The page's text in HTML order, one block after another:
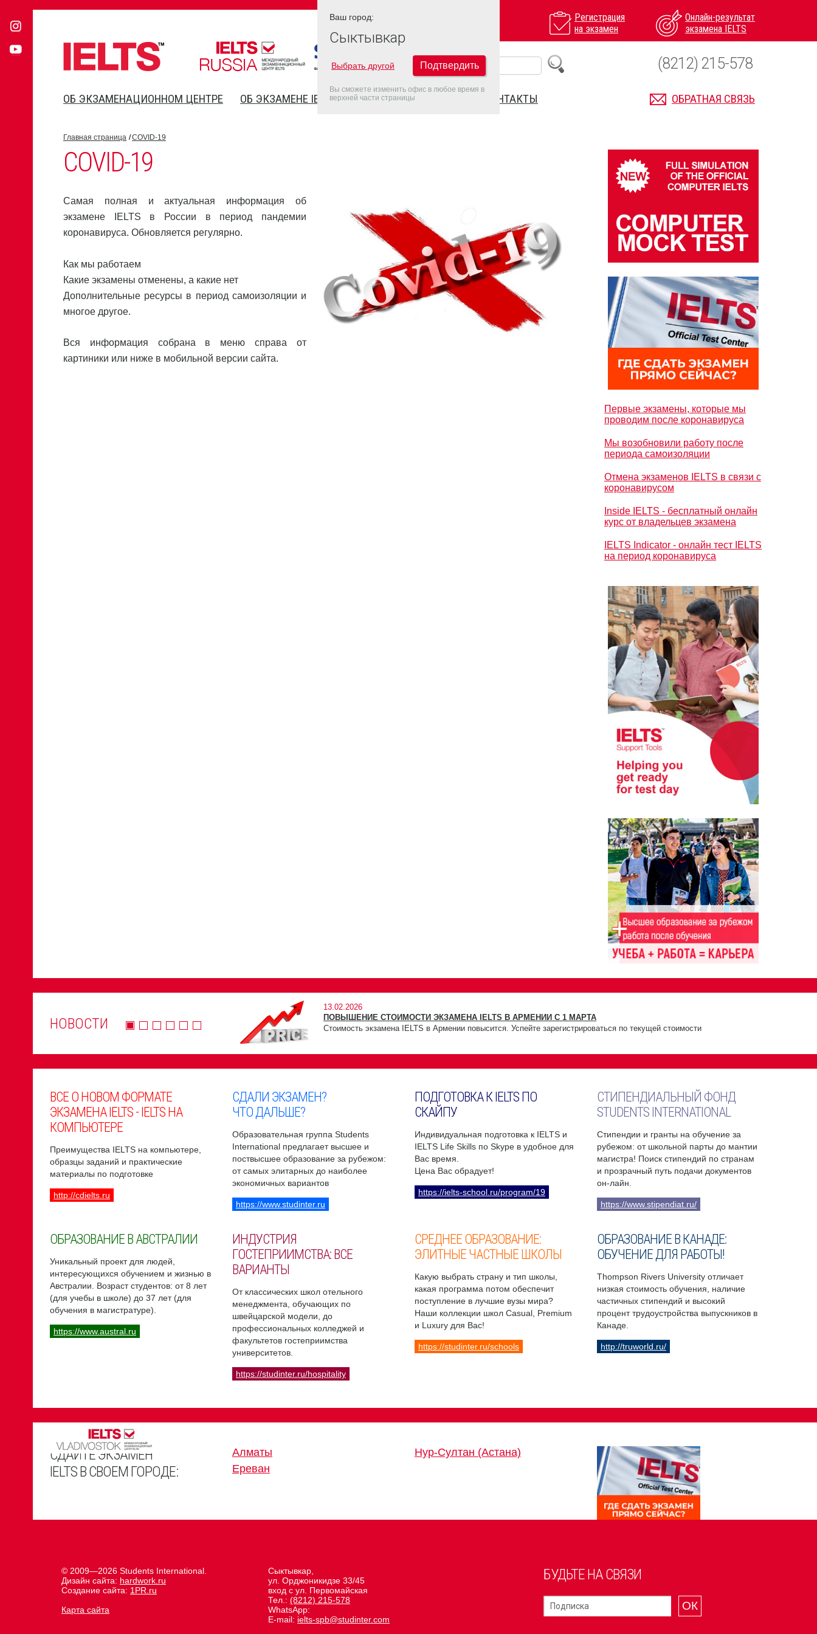
Регистрация
на экзамен
Онлайн-результат
экзамена IELTS
ОБ ЭКЗАМЕНАЦИОННОМ ЦЕНТРЕ ОБ ЭКЗАМЕНЕ IELTS FAQ ДАТЫ IELTS 2022 КОНТАКТЫ ОБРАТНАЯ СВЯЗЬ
(8212) 215-578
Главная страница COVID-19
COVID-19
Самая полная и актуальная информация об
экзамене IELTS в России в период пандемии
коронавируса. Обновляется регулярно.
Как мы работаем
Какие экзамены отменены, а какие нет
Дополнительные ресурсы в период самоизоляции и
многое другое.
Вся информация собрана в меню справа от
картиники или ниже в мобильной версии сайта.
Первые экзамены, которые мы
проводим после коронавируса
Мы возобновили работу после
периода самоизоляции
Отмена экзаменов IELTS в связи с
коронавирусом
Inside IELTS - бесплатный онлайн
курс от владельцев экзамена
IELTS Indicator - онлайн тест IELTS
на период коронавируса
НОВОСТИ
13.02.2026
ПОВЫШЕНИЕ СТОИМОСТИ ЭКЗАМЕНА IELTS В АРМЕНИИ С 1 МАРТА
Стоимость экзамена IELTS в Армении повысится. Успейте зарегистрироваться по текущей стоимости
ВСЕ О НОВОМ ФОРМАТЕ
ЭКЗАМЕНА IELTS - IELTS НА
КОМПЬЮТЕРЕ
Преимущества IELTS на компьютере,
образцы заданий и практические
материалы по подготовке
http://cdielts.ru
СДАЛИ ЭКЗАМЕН?
ЧТО ДАЛЬШЕ?
Образовательная группа Students
International предлагает высшее и
поствысшее образование за рубежом:
от самых элитарных до наиболее
экономичных вариантов
https://www.studinter.ru
ПОДГОТОВКА К IELTS ПО
СКАЙПУ
Индивидуальная подготовка к IELTS и
IELTS Life Skills по Skype в удобное для
Вас время.
Цена Вас обрадует!
https://ielts-school.ru/program/19
СТИПЕНДИАЛЬНЫЙ ФОНД
STUDENTS INTERNATIONAL
Стипендии и гранты на обучение за
рубежом: от школьной парты до мантии
магистра! Поиск стипендий по странам
и прозрачный путь подачи документов
он-лайн.
https://www.stipendiat.ru/
ОБРАЗОВАНИЕ В АВСТРАЛИИ
Уникальный проект для людей,
интересующихся обучением и жизнью в
Австралии. Возраст студентов: от 8 лет
(для учебы в школе) до 37 лет (для
обучения в магистратуре).
https://www.austral.ru
ИНДУСТРИЯ
ГОСТЕПРИИМСТВА: ВСЕ
ВАРИАНТЫ
От классических школ отельного
менеджмента, обучающих по
швейцарской модели, до
профессиональных колледжей и
факультетов гостеприимства
университетов.
https://studinter.ru/hospitality
СРЕДНЕЕ ОБРАЗОВАНИЕ:
ЭЛИТНЫЕ ЧАСТНЫЕ ШКОЛЫ
Какую выбрать страну и тип школы,
какая программа потом обеспечит
поступление в лучшие вузы мира?
Наши коллекции школ Casual, Premium
и Luxury для Вас!
https://studinter.ru/schools
ОБРАЗОВАНИЕ В КАНАДЕ:
ОБУЧЕНИЕ ДЛЯ РАБОТЫ!
Thompson Rivers University отличает
низкая стоимость обучения, наличие
частичных стипендий и высокий
процент трудоустройства выпускников в
Канаде.
http://truworld.ru/
СДАЙТЕ ЭКЗАМЕН
IELTS В СВОЕМ ГОРОДЕ:
Алматы
Ереван
Нур-Султан (Астана)
БУДЬТЕ НА СВЯЗИ
ОК
Сыктывкар,
ул. Орджоникидзе 33/45
вход с ул. Первомайская
Тел.: (8212) 215-578
WhatsApp:
E-mail: ielts-spb@studinter.com
© 2009—2026 Students International.
Дизайн сайта: hardwork.ru
Создание сайта: 1PR.ru
Карта сайта
Ваш город:
Сыктывкар
Выбрать другой Подтвердить
Вы сможете изменить офис в любое время в
верхней части страницы